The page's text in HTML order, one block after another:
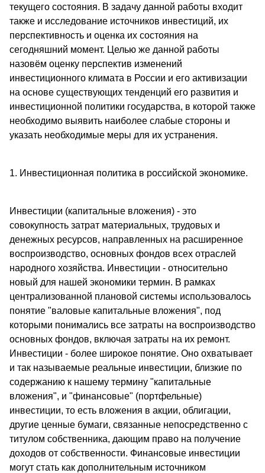
текущего состояния. В задачу данной работы входит
также и исследование источников инвестиций, их
перспективность и оценка их состояния на
сегодняшний момент. Целью же данной работы
назовём оценку перспектив изменений
инвестиционного климата в России и его активизации
на основе существующих тенденций его развития и
инвестиционной политики государства, в которой также
необходимо выявить наиболее слабые стороны и
указать необходимые меры для их устранения.
1. Инвестиционная политика в российской экономике.
Инвестиции (капитальные вложения) - это
совокупность затрат материальных, трудовых и
денежных ресурсов, направленных на расширенное
воспроизводство, основных фондов всех отраслей
народного хозяйства. Инвестиции - относительно
новый для нашей экономики термин. В рамках
централизованной плановой системы использовалось
понятие "валовые капитальные вложения", под
которыми понимались все затраты на воспроизводство
основных фондов, включая затраты на их ремонт.
Инвестиции - более широкое понятие. Оно охватывает
и так называемые реальные инвестиции, близкие по
содержанию к нашему термину "капитальные
вложения", и "финансовые" (портфельные)
инвестиции, то есть вложения в акции, облигации,
другие ценные бумаги, связанные непосредственно с
титулом собственника, дающим право на получение
доходов от собственности. Финансовые инвестиции
могут стать как дополнительным источником